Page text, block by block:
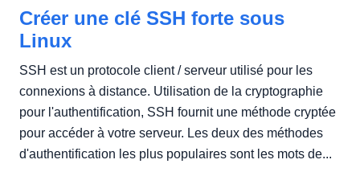
Créer une clé SSH forte sous
Linux
SSH est un protocole client / serveur utilisé pour les
connexions à distance. Utilisation de la cryptographie
pour l'authentification, SSH fournit une méthode cryptée
pour accéder à votre serveur. Les deux des méthodes
d'authentification les plus populaires sont les mots de...